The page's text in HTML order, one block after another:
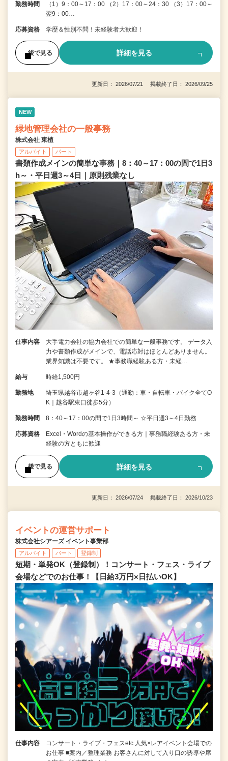
勤務時間
（1）9：00～17：00 （2）17：00～24：30 （3）17：00～
翌9：00…
応募資格 学歴＆性別不問！未経験者大歓迎！
後で見る 詳細を見る
更新日： 2026/07/21 掲載終了日： 2026/09/25
NEW
緑地管理会社の一般事務
株式会社 東植
アルバイト パート
書類作成メインの簡単な事務｜8：40～17：00の間で1日3
h～・平日週3～4日｜原則残業なし
仕事内容
大手電力会社の協力会社での簡単な一般事務です。 データ入
力や書類作成がメインで、電話応対はほとんどありません。
業界知識は不要です。 ★事務職経験ある方・未経…
給与 時給1,500円
勤務地
埼玉県越谷市越ヶ谷1-4-3（通勤：車・自転車・バイク全てO
K｜越谷駅東口徒歩5分）
勤務時間 8：40～17：00の間で1日3時間～ ☆平日週3～4日勤務
応募資格
Excel・Wordの基本操作ができる方｜事務職経験ある方・未
経験の方ともに歓迎
後で見る 詳細を見る
更新日： 2026/07/24 掲載終了日： 2026/10/23
イベントの運営サポート
株式会社シアーズ イベント事業部
アルバイト パート 登録制
短期・単発OK（登録制）！コンサート・フェス・ライブ
会場などでのお仕事！【日給3万円×日払いOK】
仕事内容
コンサート・ライブ・フェスetc 人気×レアイベント会場での
お仕事 ■案内／整理業務 お客さんに対して入り口の誘導や席